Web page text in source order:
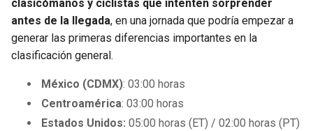
clasicómanos y ciclistas que intenten sorprender
antes de la llegada, en una jornada que podría empezar a
generar las primeras diferencias importantes en la
clasificación general.
México (CDMX): 03:00 horas
Centroamérica: 03:00 horas
Estados Unidos: 05:00 horas (ET) / 02:00 horas (PT)